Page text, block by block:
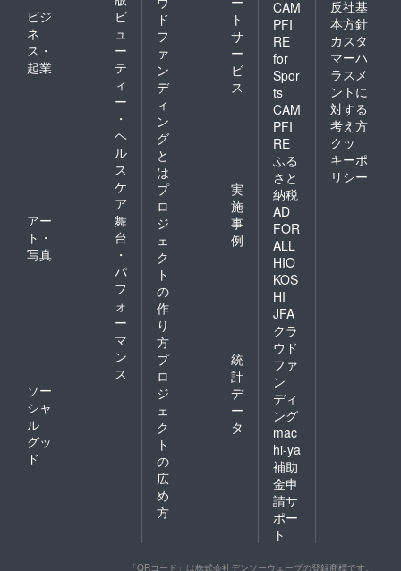
ビジ
ネ
ス・
起業
ビ
ュ
ー
テ
ィ
ー
・
ヘ
ル
ス
ケ
ア
アー
ト・
写真
舞
台
・
パ
フ
ォ
ー
マ
ン
ス
ソー
シャ
ル
グッ
ド
ド
フ
ァ
ン
デ
ィ
ン
グ
と
は
ト
サ
ー
ビ
ス
プ
ロ
ジ
ェ
ク
ト
の
作
り
方
実
施
事
例
プ
ロ
ジ
ェ
ク
ト
の
広
め
方
統
計
デ
ー
タ
CAM
PFI
RE
for
Spor
ts
CAM
PFI
RE
ふる
さと
納税
AD
FOR
ALL
HIO
KOS
HI
JFA
クラ
ウド
ファ
ン
ディ
ング
mac
hi-ya
補助
金申
請サ
ポー
ト
反社基
本方針
カスタ
マーハ
ラスメ
ントに
対する
考え方
クッ
キーポ
リシー
「QRコード」は株式会社デンソーウェーブの登録商標です。